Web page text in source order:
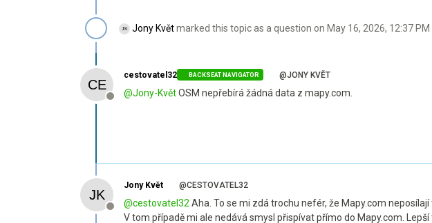
Jony Květmarked this topic as a question on May 16, 2026, 12:37 PM
Offline
cestovatel32 BACKSEAT NAVIGATOR @JONY KVĚT
@Jony-KvětOSM nepřebírá žádná data z mapy.com.
Offline
Jony Květ @CESTOVATEL32
@cestovatel32 Aha. To se mi zdá trochu nefér, že Mapy.com
V tom případě mi ale nedává smysl přispívat přímo do Mapy.com.